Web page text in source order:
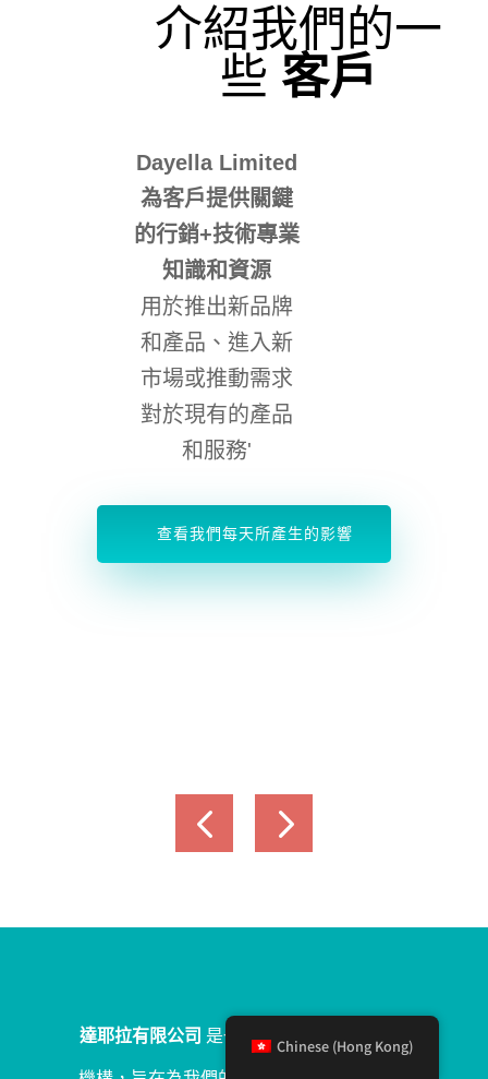
介紹我們的一
些 客戶
Dayella Limited
為客戶提供關鍵
的行銷+技術專業
知識和資源
用於推出新品牌
和產品、進入新
市場或推動需求
對於現有的產品
和服務'
查看我們每天所產生的影響
達耶拉有限公司 是一家全球按需行銷+技術
Chinese (Hong Kong)